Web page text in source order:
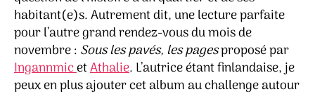
habitant(e)s. Autrement dit, une lecture parfaite
pour l’autre grand rendez-vous du mois de
novembre : Sous les pavés, les pagesproposé par
IngannmicetAthalie. L’autrice étant finlandaise, je
peux en plus ajouter cet album au challenge autour